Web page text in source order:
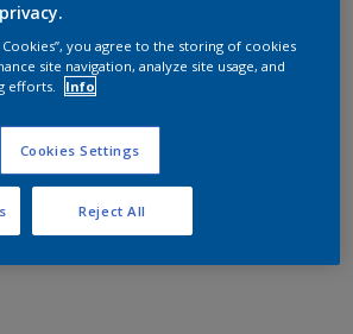
Cookies”, you agree to the storing of cookies
site navigation, analyze site usage, and
efforts.
Info
Cookies Settings
Reject All